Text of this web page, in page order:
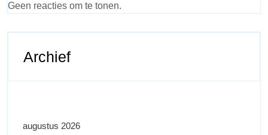
Geen reacties om te tonen.
Archief
augustus 2026